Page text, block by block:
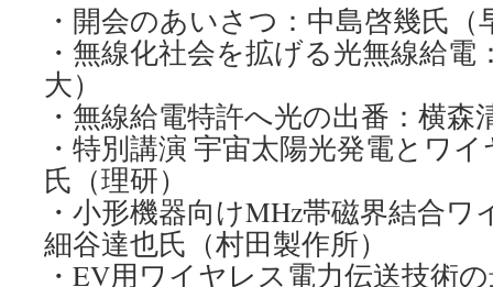
・開会のあいさつ：中島啓幾氏（
・無線化社会を拡げる光無線給電
大）
・無線給電特許へ光の出番：横森
・特別講演 宇宙太陽光発電とワ
氏（理研）
・小形機器向けMHz帯磁界結合
細谷達也氏（村田製作所）
・EV用ワイヤレス電力伝送技術